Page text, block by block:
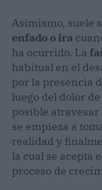
Asimismo, suele
enfado o ira
ha ocurrido. La
habitual en el
por la presencia
luego del dolor
posible atravesar
se empieza a
realidad y
la cual se acepta
proceso de